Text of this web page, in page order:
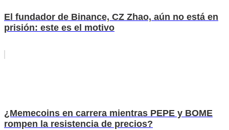
El fundador de Binance, CZ Zhao, aún no está en
prisión: este es el motivo
¿Memecoins en carrera mientras PEPE y BOME
rompen la resistencia de precios?